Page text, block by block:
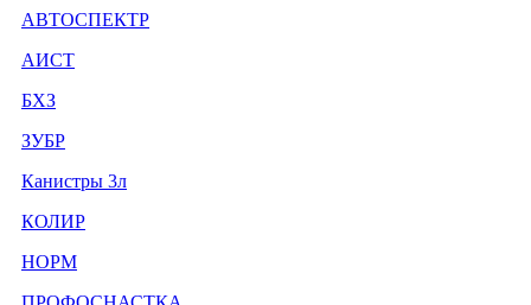
АВТОСПЕКТР
АИСТ
БХЗ
ЗУБР
Канистры 3л
КОЛИР
НОРМ